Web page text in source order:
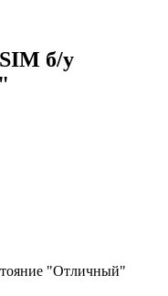
б/у
"Отличный"